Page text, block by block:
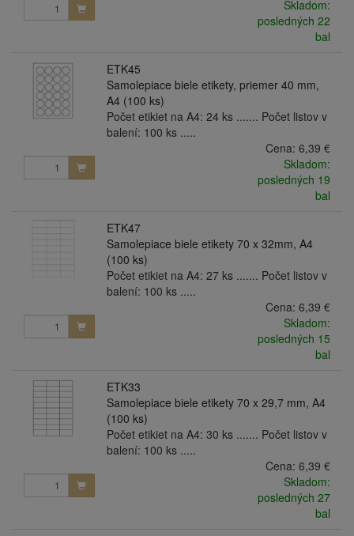
Skladom:
posledných 22
bal
ETK45
Samolepiace biele etikety, priemer 40 mm,
A4 (100 ks)
Počet etikiet na A4: 24 ks ....... Počet listov v
balení: 100 ks .....
Cena: 6,39 €
Skladom:
posledných 19
bal
ETK47
Samolepiace biele etikety 70 x 32mm, A4
(100 ks)
Počet etikiet na A4: 27 ks ....... Počet listov v
balení: 100 ks .....
Cena: 6,39 €
Skladom:
posledných 15
bal
ETK33
Samolepiace biele etikety 70 x 29,7 mm, A4
(100 ks)
Počet etikiet na A4: 30 ks ....... Počet listov v
balení: 100 ks .....
Cena: 6,39 €
Skladom:
posledných 27
bal